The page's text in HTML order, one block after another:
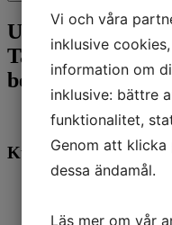
Utbildning i
Tatuerade
behandling
Kursinformation
Längd:5 timmar
Vi och våra
inklusive
information om
inklusive: bättre
funktionalitet,
Genom att klicka
dessa ändamål.
Läs mer om vår